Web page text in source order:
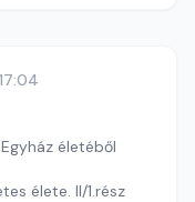
17:04
életéből
élete. II/1.rész